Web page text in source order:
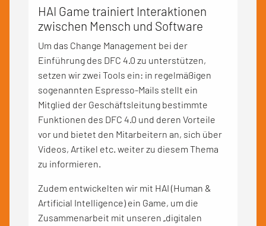
HAI Game trainiert Interaktionen
zwischen Mensch und Software
Um das Change Management bei der
Einführung des DFC 4.0 zu unterstützen,
setzen wir zwei Tools ein: in regelmäßigen
sogenannten Espresso-Mails stellt ein
Mitglied der Geschäftsleitung bestimmte
Funktionen des DFC 4.0 und deren Vorteile
vor und bietet den Mitarbeitern an, sich über
Videos, Artikel etc. weiter zu diesem Thema
zu informieren.
Zudem entwickelten wir mit HAI (Human &
Artificial Intelligence) ein Game, um die
Zusammenarbeit mit unseren „digitalen